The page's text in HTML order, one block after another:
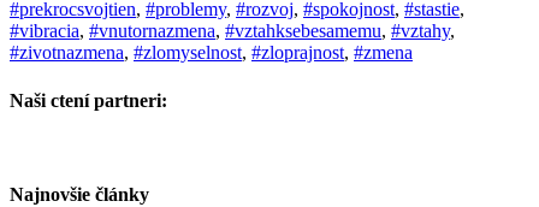
#prekrocsvojtien, #problemy, #rozvoj, #spokojnost, #stastie,
#vibracia, #vnutornazmena, #vztahksebesamemu, #vztahy,
#zivotnazmena, #zlomyselnost, #zloprajnost, #zmena
Naši ctení partneri:
Najnovšie články